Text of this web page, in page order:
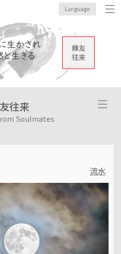
Language
縁友
往来
往来
Soulmates
流水